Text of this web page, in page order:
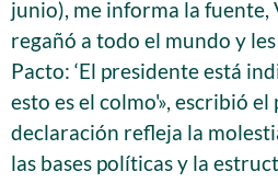
junio), me informa la
regañó a todo el mundo y
Pacto: ‘El presidente está
esto es el colmo'», escribió
declaración refleja la
las bases políticas y la